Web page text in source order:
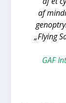
af
„Flying
GAF